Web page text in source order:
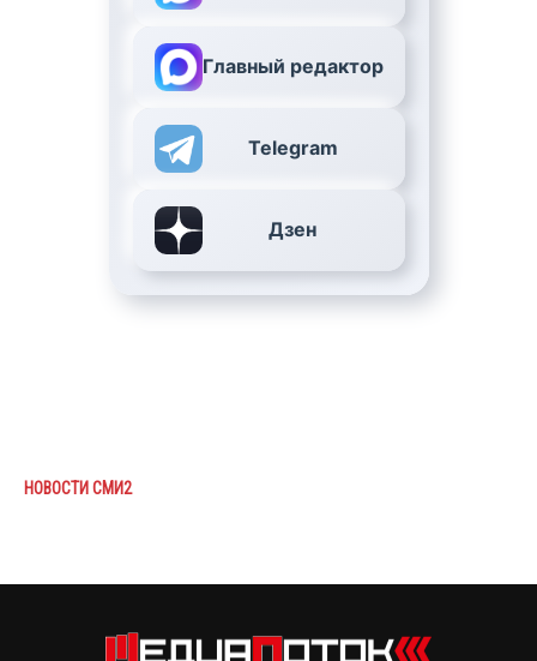
Главный редактор
Telegram
Дзен
НОВОСТИ СМИ2